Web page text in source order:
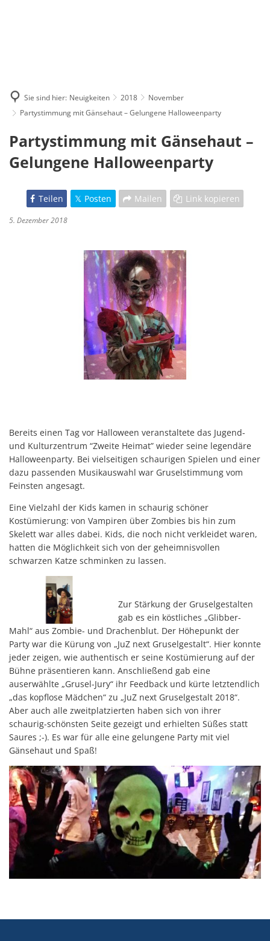
Sie sind hier: Neuigkeiten 2018
November
Partystimmung mit Gänsehaut – Gelungene Halloweenparty
Partystimmung mit Gänsehaut –
Gelungene Halloweenparty
Teilen Posten Mailen Link kopieren
5. Dezember 2018
Bereits einen Tag vor Halloween veranstaltete das Jugend-
und Kulturzentrum “Zweite Heimat” wieder seine legendäre
Halloweenparty. Bei vielseitigen schaurigen Spielen und einer
dazu passenden Musikauswahl war Gruselstimmung vom
Feinsten angesagt.
Eine Vielzahl der Kids kamen in schaurig schöner
Kostümierung: von Vampiren über Zombies bis hin zum
Skelett war alles dabei. Kids, die noch nicht verkleidet waren,
hatten die Möglichkeit sich von der geheimnisvollen
schwarzen Katze schminken zu lassen.
Zur Stärkung der Gruselgestalten
gab es ein köstliches „Glibber-
Mahl“ aus Zombie- und Drachenblut. Der Höhepunkt der
Party war die Kürung von „JuZ next Gruselgestalt“. Hier konnte
jeder zeigen, wie authentisch er seine Kostümierung auf der
Bühne präsentieren kann. Anschließend gab eine
auserwählte „Grusel-Jury“ ihr Feedback und kürte letztendlich
„das kopflose Mädchen“ zu „JuZ next Gruselgestalt 2018“.
Aber auch alle zweitplatzierten haben sich von ihrer
schaurig-schönsten Seite gezeigt und erhielten Süßes statt
Saures ;-). Es war für alle eine gelungene Party mit viel
Gänsehaut und Spaß!